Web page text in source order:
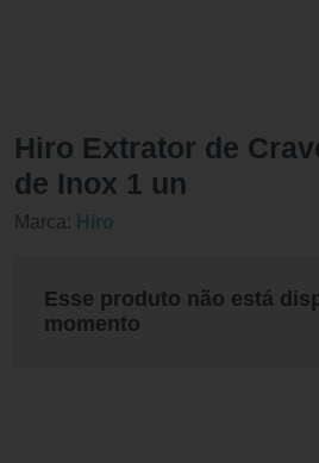
Hiro Extrator de
de Inox 1 un
Marca: Hiro
Esse produto não está
momento